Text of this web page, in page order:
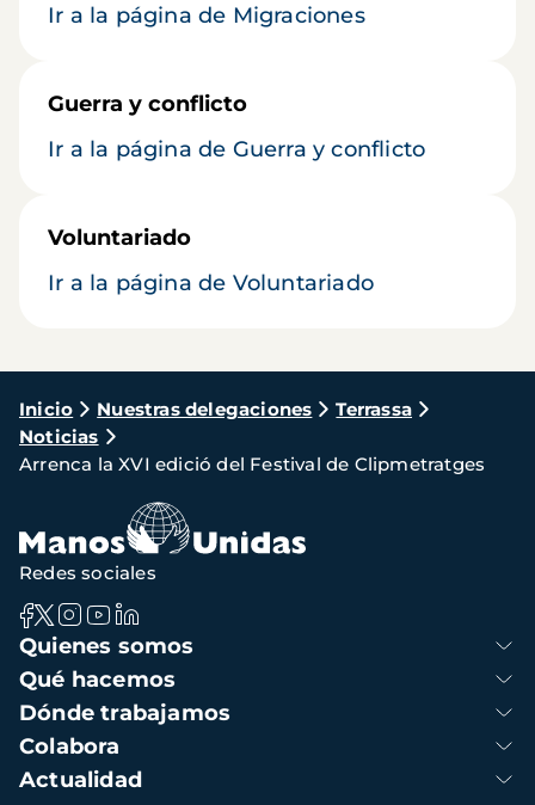
Ir a la página de Migraciones
Guerra y conflicto
Ir a la página de Guerra y conflicto
Voluntariado
Ir a la página de Voluntariado
Ruta
de
navegación
Inicio Nuestras delegaciones
Terrassa
Noticias
Arrenca la XVI edició del Festival de Clipmetratges
Navegación
principal
Quienes somos
Qué hacemos
Dónde trabajamos
Colabora
Actualidad
Redes sociales